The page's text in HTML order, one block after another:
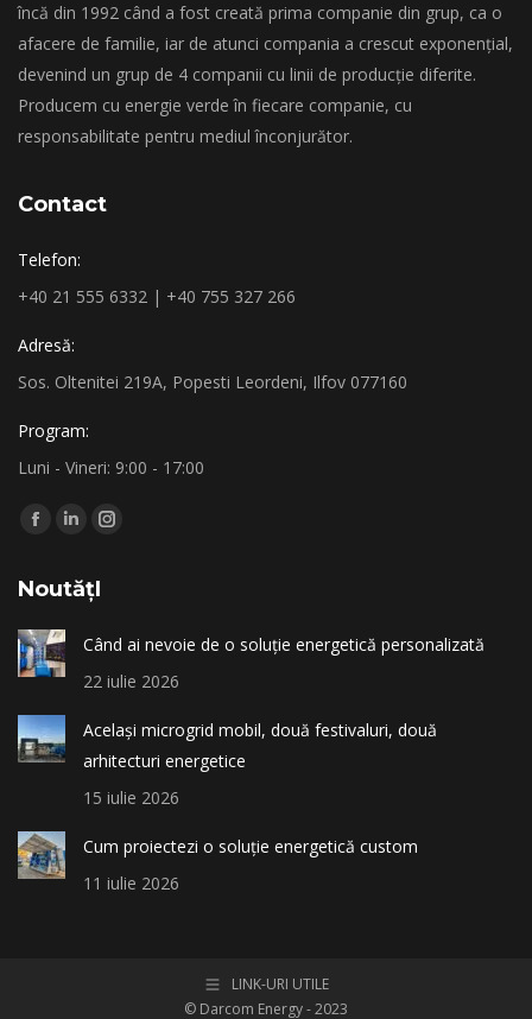
încă din 1992 când a fost creată prima companie din grup, ca o
afacere de familie, iar de atunci compania a crescut exponențial,
devenind un grup de 4 companii cu linii de producție diferite.
Producem cu energie verde în fiecare companie, cu
responsabilitate pentru mediul înconjurător.
Contact
Telefon:
+40 21 555 6332 | +40 755 327 266
Adresă:
Sos. Oltenitei 219A, Popesti Leordeni, Ilfov 077160
Program:
Luni - Vineri: 9:00 - 17:00
Find us on:
Facebook
opens
in
new
window
Linkedin
opens
new
window
Instagram
new
window
NoutățI
Când ai nevoie de o soluție energetică personalizată
22 iulie 2026
Același microgrid mobil, două festivaluri, două
arhitecturi energetice
15 iulie 2026
Cum proiectezi o soluție energetică custom
11 iulie 2026
LINK-URI UTILE
© Darcom Energy - 2023